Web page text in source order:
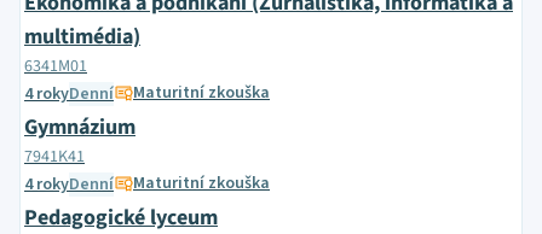
multimédia)
6341M01
4 rokyDenní Maturitní zkouška
Gymnázium
7941K41
4 rokyDenní Maturitní zkouška
Pedagogické lyceum